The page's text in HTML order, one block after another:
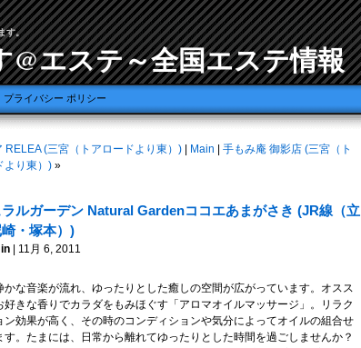
す。
エステ～全国エステ情報
プライバシー ポリシー
RELEA (三宮（トアロードより東）) Main
手もみ庵 御影店 (三宮（ト
より東）) »
ルガーデン Natural Gardenココエあまがさき (JR線（立
・塚本）)
| 11月 6, 2011
かな音楽が流れ、ゆったりとした癒しの空間が広がっています。オスス
好きな香りでカラダをもみほぐす「アロマオイルマッサージ」。リラク
ン効果が高く、その時のコンディションや気分によってオイルの組合せ
す。たまには、日常から離れてゆったりとした時間を過ごしませんか？